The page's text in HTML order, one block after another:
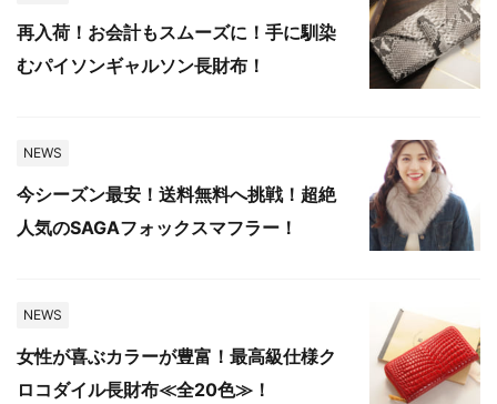
再入荷！お会計もスムーズに！手に馴染
むパイソンギャルソン長財布！
NEWS
今シーズン最安！送料無料へ挑戦！超絶
人気のSAGAフォックスマフラー！
NEWS
女性が喜ぶカラーが豊富！最高級仕様ク
ロコダイル長財布≪全20色≫！